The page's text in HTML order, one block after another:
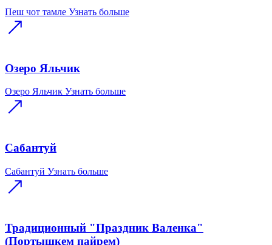
Пеш чот тамле Узнать больше
Озеро Яльчик
Озеро Яльчик Узнать больше
Сабантуй
Сабантуй Узнать больше
Традиционный "Праздник Валенка"
(Портышкем пайрем)